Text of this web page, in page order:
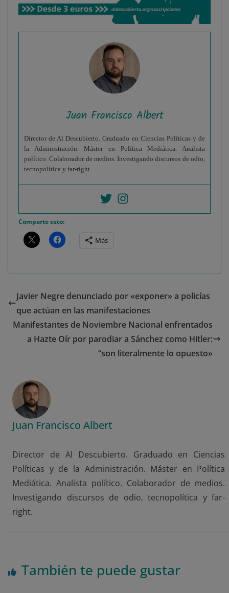
Juan Francisco Albert
Director de Al Descubierto. Graduado en Ciencias Políticas y de
la Administración. Máster en Política Mediática. Analista
político. Colaborador de medios. Investigando discursos de odio,
tecnopolítica y far-right.
Comparte esto:
Más
Javier Negre denunciado por «exponer» a policías
que actúan en las manifestaciones
Manifestantes de Noviembre Nacional enfrentados
a Hazte Oír por parodiar a Sánchez como Hitler:
“son literalmente lo opuesto»
Juan Francisco Albert
Director de Al Descubierto. Graduado en Ciencias
Políticas y de la Administración. Máster en Política
Mediática. Analista político. Colaborador de medios.
Investigando discursos de odio, tecnopolítica y far-
right.
También te puede gustar